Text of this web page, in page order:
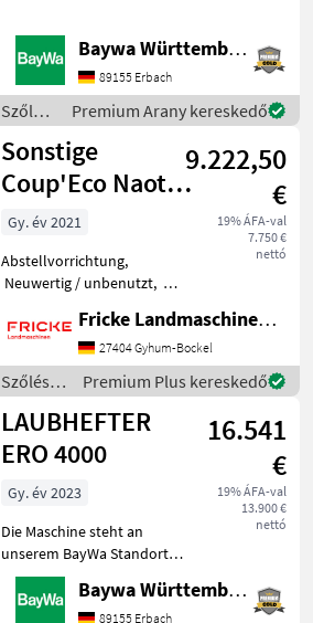
BrackenheimGerne steht
Ihnen Herr Stein unter Tel.:
015116104371 für Ihre
Anfrage zur Verfügung!ERO
Joystick
Baywa Württemberg
89155 Erbach
Szőlészeti
gépek /
Ero
Premium Arany kereskedő
Sonstige
Coup'Eco Naotec
R100
9.222,50
€
19% ÁFA-val
7.750 €
nettó
Gy. év 2021
Abstellvorrichtung,
Neuwertig / unbenutzt, 2x
Direktanbau für Front,
jeweils 4 seitliche Messer -
155cm Schnitthöhe, 2x
horizontale Messer o
Fricke Landmaschinen GmbH
27404 Gyhum-Bockel
Szőlészeti
gépek /
Sonstige
Premium Plus kereskedő
LAUBHEFTER
ERO 4000
16.541
€
19% ÁFA-val
13.900 €
nettó
Gy. év 2023
Die Maschine steht an
unserem BayWa Standort in
DE 74336
BrackenheimGerne steht
Baywa Württemberg
89155 Erbach